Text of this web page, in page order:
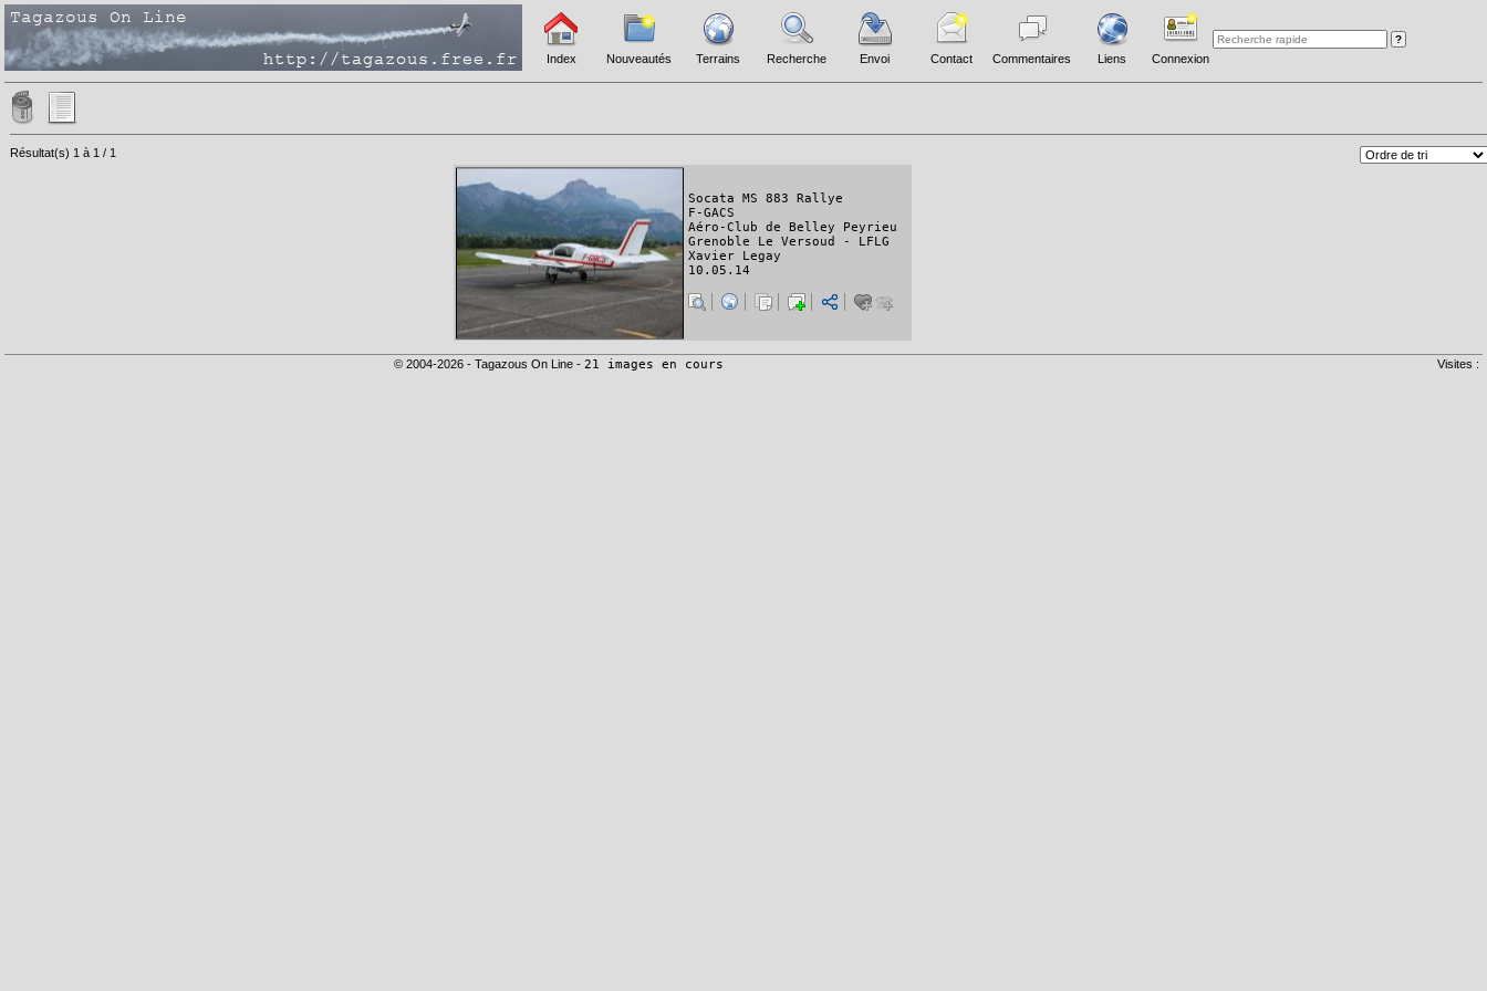
Index Nouveautés Terrains Recherche Envoi Contact Commentaires Liens Connexion
Résultat(s) 1 à 1 / 1
Socata MS 883 Rallye
F-GACS
Aéro-Club de Belley Peyrieu
Grenoble Le Versoud - LFLG
Xavier Legay
10.05.14
© 2004-2026 - Tagazous On Line - 21 images en cours Visites :